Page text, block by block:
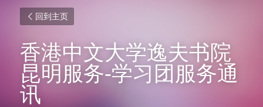
回到主页
香港中文大学逸夫书院
昆明服务-学习团服务通
讯